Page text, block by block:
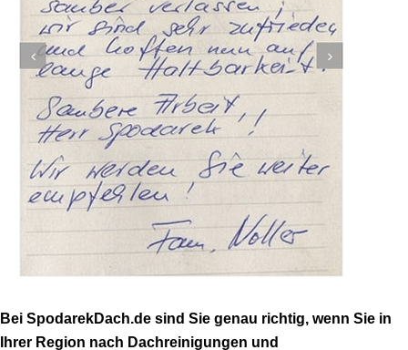
Bei SpodarekDach.de sind Sie genau richtig, wenn Sie in
Ihrer Region nach Dachreinigungen und